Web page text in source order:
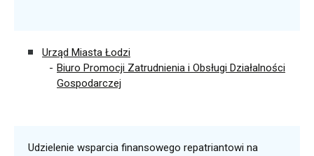
Urząd Miasta Łodzi
Biuro Promocji Zatrudnienia i Obsługi Działalności
Gospodarczej
Udzielenie wsparcia finansowego repatriantowi na